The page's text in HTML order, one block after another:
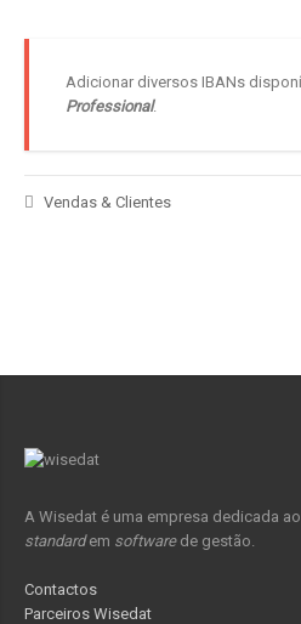
Adicionar diversos IBANs
Professional.
Vendas & Clientes
A Wisedat é uma empresa dedicada
standardem softwarede gestão.
Contactos
Parceiros Wisedat